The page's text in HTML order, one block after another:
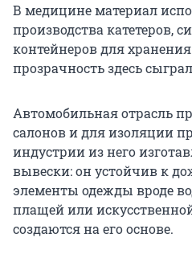
В медицине материал
производства катетеров,
контейнеров для
прозрачность здесь
Автомобильная отрасль
салонов и для изоляции
индустрии из него
вывески: он устойчив к
элементы одежды вроде
плащей или
создаются на его основе.